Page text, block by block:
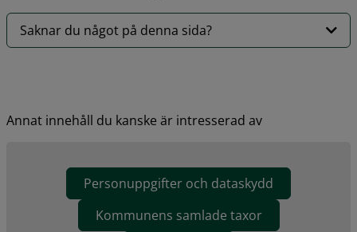
Saknar du något på denna sida?
Annat innehåll du kanske är intresserad av
Personuppgifter och dataskydd
Kommunens samlade taxor